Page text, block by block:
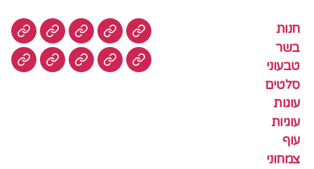
חנות
בשר
טבעוני
סלטים
עוגות
עוגיות
עוף
צמחוני
חנות בשר טבעוניסלטים
עוגיותעוף צמחונידגים